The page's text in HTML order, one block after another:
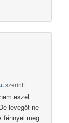
szerint:
eszel
levegőt ne
fénnyel meg